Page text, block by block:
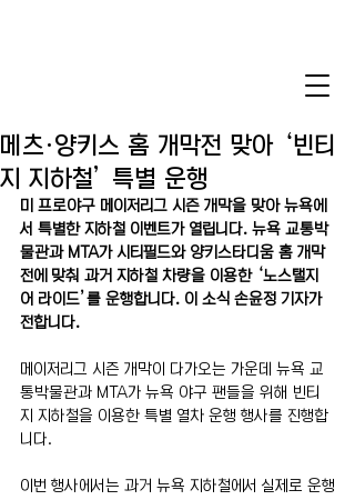
메츠·양키스 홈 개막전 맞아 ‘빈티
지 지하철’ 특별 운행
미 프로야구 메이저리그 시즌 개막을 맞아 뉴욕에
서 특별한 지하철 이벤트가 열립니다. 뉴욕 교통박
물관과 MTA가 시티필드와 양키스타디움 홈 개막
전에 맞춰 과거 지하철 차량을 이용한 ‘노스탤지
어 라이드’를 운행합니다. 이 소식 손윤정 기자가
전합니다.
메이저리그 시즌 개막이 다가오는 가운데 뉴욕 교
통박물관과 MTA가 뉴욕 야구 팬들을 위해 빈티
지 지하철을 이용한 특별 열차 운행 행사를 진행합
니다.
이번 행사에서는 과거 뉴욕 지하철에서 실제로 운행